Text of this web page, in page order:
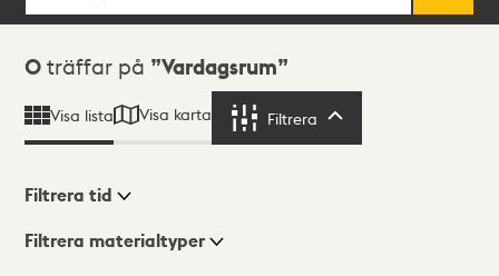
Sökresultat
0 träffar på Vardagsrum
Visa lista Visa karta Filtrera
Visningsläge
Filtrera tid
Filtrera materialtyper